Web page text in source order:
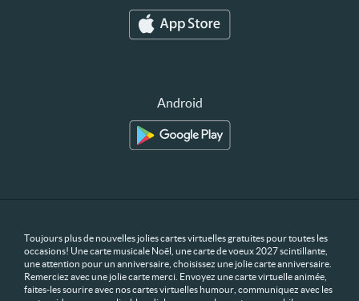
Android
Toujours plus de nouvelles jolies cartes virtuelles gratuites pour toutes les
occasions! Une carte musicale Noël, une carte de voeux 2027 scintillante,
une attention pour un anniversaire, choisissez une jolie carte anniversaire.
Remerciez avec une jolie carte merci. Envoyez une carte virtuelle animée,
faites-les sourire avec nos cartes virtuelles humour, communiquez avec les